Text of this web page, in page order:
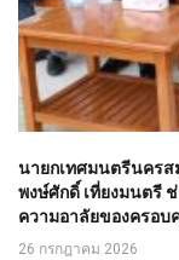
นายกเทศมนตรีนคร
พงษ์ศักดิ์ เที่ยงมนตรี
ความอาลัยของครอบ
26 กรกฎาคม 2026